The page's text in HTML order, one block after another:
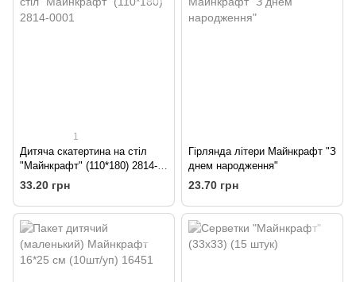
1
Дитяча скатертина на стіл
"Майнкрафт" (110*180) 2814-
0001
33.20 грн
Гірлянда літери Майнкрафт "З
днем народження"
23.70 грн